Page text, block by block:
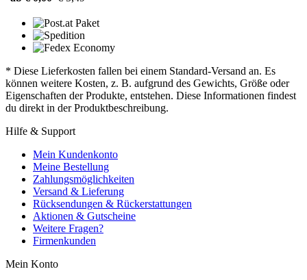
* Diese Lieferkosten fallen bei einem Standard-Versand an. Es
können weitere Kosten, z. B. aufgrund des Gewichts, Größe oder
Eigenschaften der Produkte, entstehen. Diese Informationen findest
du direkt in der Produktbeschreibung.
Hilfe & Support
Mein Kundenkonto
Meine Bestellung
Zahlungsmöglichkeiten
Versand & Lieferung
Rücksendungen & Rückerstattungen
Aktionen & Gutscheine
Weitere Fragen?
Firmenkunden
Mein Konto